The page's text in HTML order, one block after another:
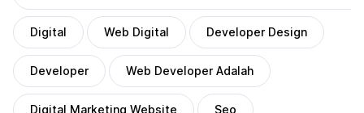
Digital Web Digital Developer Design
Developer Web Developer Adalah
Digital Marketing Website Seo